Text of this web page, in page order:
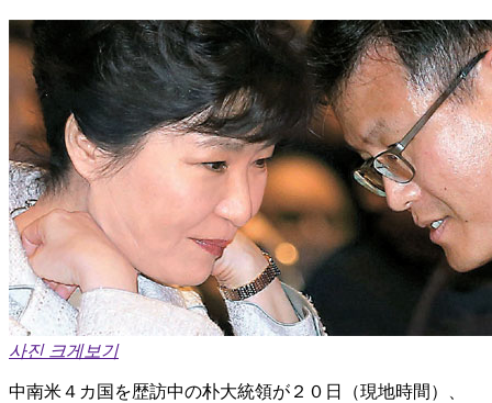
사진 크게보기
中南米４カ国を歴訪中の朴大統領が２０日（現地時間）、